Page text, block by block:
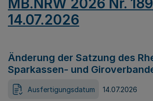
MB.NRW 2026 Nr.
14.07.2026
Änderung der Satzung des
Sparkassen- und
Ausfertigungsdatum 14.07.2026